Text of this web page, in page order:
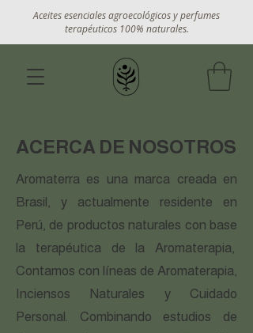
Aceites esenciales agroecológicos y perfumes
terapéuticos 100% naturales.
ACERCA DE NOSOTROS
Aromaterra es una marca creada en
Brasil, y actualmente residente en
Perú, de productos naturales con base
la terapéutica de la Aromaterapia,
Contamos con líneas de Aromaterapia,
Inciensos Naturales y Cuidado
Personal. Combinando estudios de